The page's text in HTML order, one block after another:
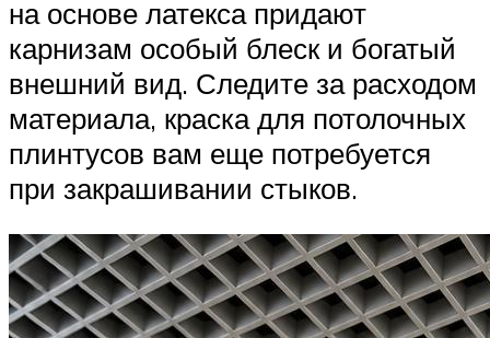
на основе латекса придают
карнизам особый блеск и богатый
внешний вид. Следите за расходом
материала, краска для потолочных
плинтусов вам еще потребуется
при закрашивании стыков.